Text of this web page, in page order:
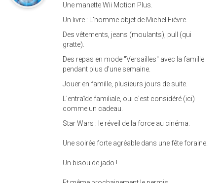
Une manette Wii Motion Plus.
Un livre : L'homme objet de Michel Fièvre.
Des vêtements, jeans (moulants), pull (qui
gratte).
Des repas en mode "Versailles" avec la famille
pendant plus d'une semaine.
Jouer en famille, plusieurs jours de suite.
L'entraîde familiale, oui c'est considéré (ici)
comme un cadeau.
Star Wars : le réveil de la force au cinéma.
Une soirée forte agréable dans une fête foraine.
Un bisou de jado !